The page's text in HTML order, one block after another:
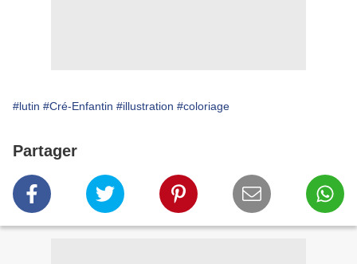
#lutin #Cré-Enfantin #illustration #coloriage
Partager